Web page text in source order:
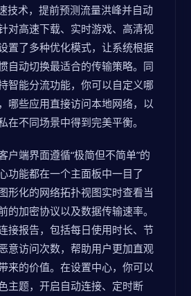
技术，提前预测流量洪峰并自动
对高速下载、实时游戏、高清视
置了多种优化模式，让系统根据
自动切换最适合的传输策略。同
智能分流功能，你可以自定义哪
哪些应用直接访问本地网络，以
在不同场景中得到完美平衡。
户端界面遵循“极简但不简单”的
功能都在一个主面板中一目了
形化的网络拓扑视图实时查看当
的加密协议以及数据传输速率。
接报告，包括每日使用时长、节
意访问次数，帮助用户更加直观
来的价值。在设置中心，你可以
主题，开启自动连接、定时断